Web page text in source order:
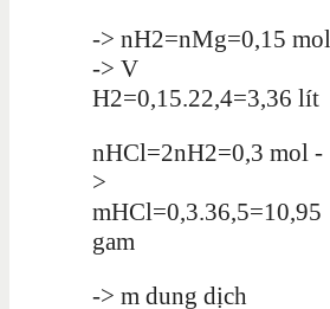
-> nH2=nMg=0,15 mol
-> V
H2=0,15.22,4=3,36 lít
nHCl=2nH2=0,3 mol -
>
mHCl=0,3.36,5=10,95
gam
-> m dung dịch